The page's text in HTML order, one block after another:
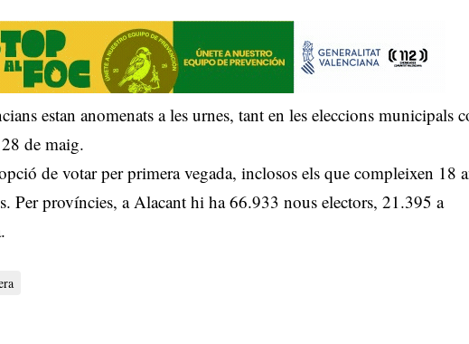
estan anomenats a les urnes, tant en les eleccions municipals
de maig.
de votar per primera vegada, inclosos els que compleixen 18
Per províncies, a Alacant hi ha 66.933 nous electors, 21.395 a